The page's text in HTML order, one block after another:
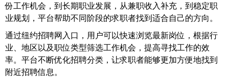
份工作机会，到长期职业发展，从兼职收入补充，到稳定职
业规划，平台帮助不同阶段的求职者找到适合自己的方向。
通过纽约招聘网入口，用户可以快速浏览最新岗位，根据行
业、地区以及职位类型筛选工作机会，提高寻找工作的效
率。平台不断优化招聘分类，让求职者能够更加方便地找到
附近招聘信息。